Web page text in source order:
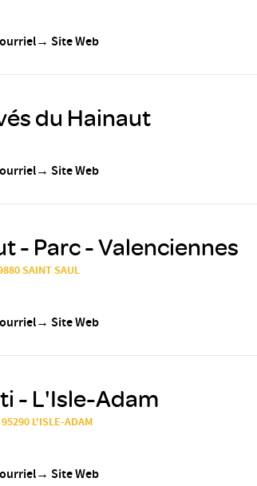
→ Site Web
du Hainaut
→ Site Web
- Parc - Valenciennes
SAINT SAUL
→ Site Web
- L'Isle-Adam
L'ISLE-ADAM
→ Site Web